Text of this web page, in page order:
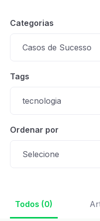
Categorias
Casos de Sucesso
Tags
tecnologia
Ordenar por
Selecione
Todos (0)